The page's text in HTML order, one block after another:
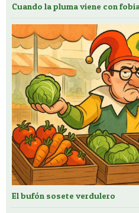
Cuando la pluma viene con
El bufón sosete verdulero